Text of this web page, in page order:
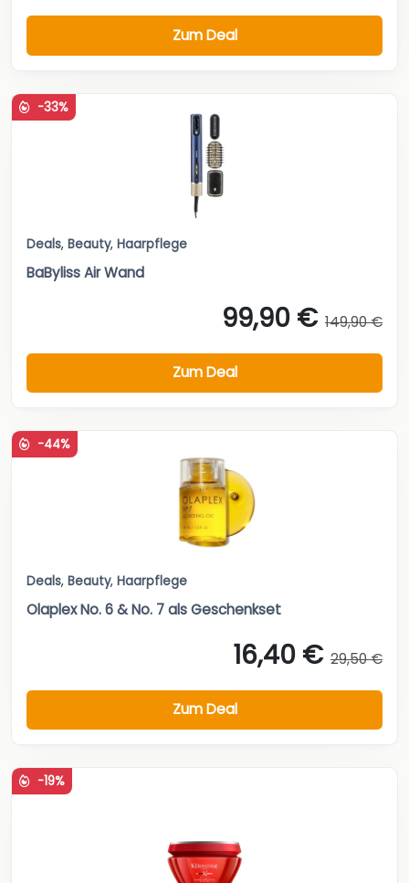
Zum Deal
-33%
Deals, Beauty, Haarpflege
BaByliss Air Wand
99,90 € 149,90 €
Zum Deal
-44%
Deals, Beauty, Haarpflege
Olaplex No. 6 & No. 7 als Geschenkset
16,40 € 29,50 €
Zum Deal
-19%